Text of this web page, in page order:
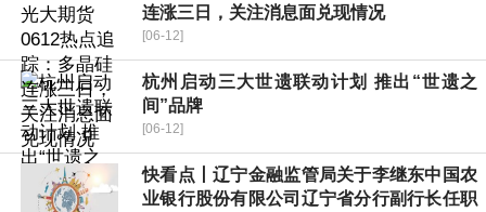
连涨三日，关注消息面兑现情况
[06-12]
杭州启动三大世遗联动计划 推出“世遗之
间”品牌
[06-12]
快看点丨辽宁金融监管局关于李继东中国农
业银行股份有限公司辽宁省分行副行长任职